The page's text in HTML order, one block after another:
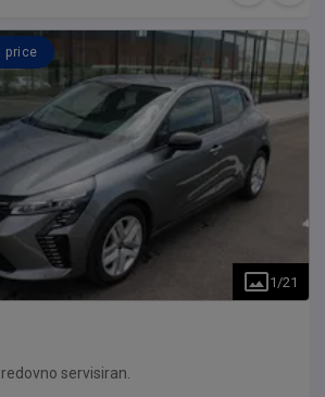
price
1 /21
servisiran.